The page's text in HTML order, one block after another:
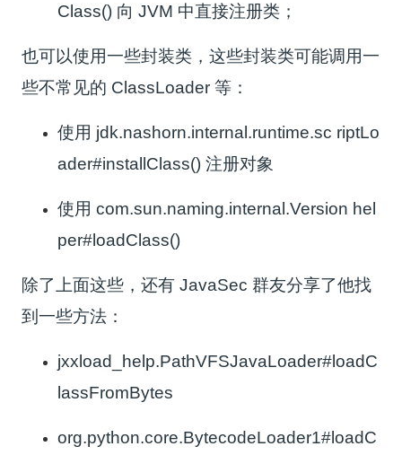
Class() 向 JVM 中直接注册类；
也可以使用一些封装类，这些封装类可能调用一
些不常见的 ClassLoader 等：
使用 jdk.nashorn.internal.runtime.sc riptLo
ader#installClass() 注册对象
使用com.sun.naming.internal.Version hel
per#loadClass()
除了上面这些，还有 JavaSec 群友分享了他找
到一些方法：
jxxload_help.PathVFSJavaLoader#loadC
lassFromBytes
org.python.core.BytecodeLoader1#loadC